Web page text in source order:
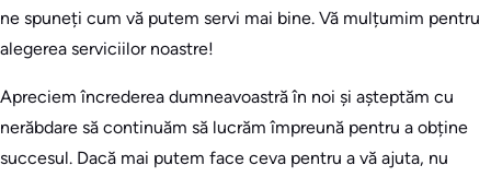
ne spuneți cum vă putem servi mai bine. Vă mulțumim pentru
alegerea serviciilor noastre!
Apreciem încrederea dumneavoastră în noi și așteptăm cu
nerăbdare să continuăm să lucrăm împreună pentru a obține
succesul. Dacă mai putem face ceva pentru a vă ajuta, nu